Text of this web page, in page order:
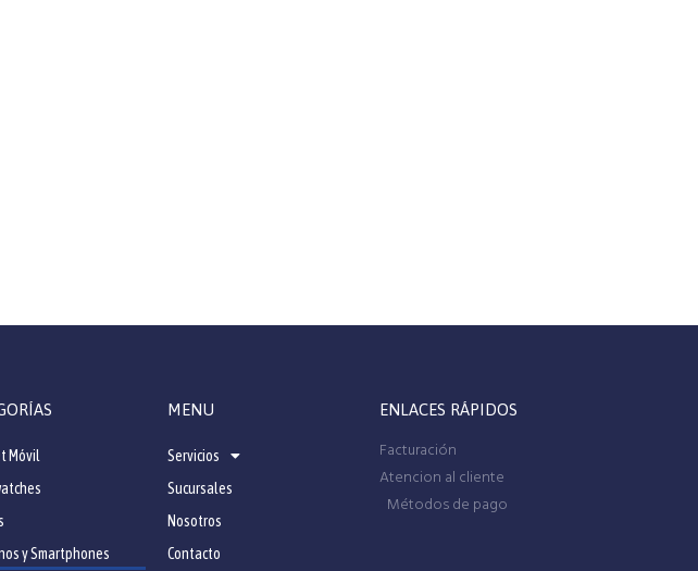
Móvil
y Smartphones
MENU
Servicios
Sucursales
Nosotros
Contacto
ENLACES RÁPIDOS
Facturación
Atencion al cliente
Métodos de pago